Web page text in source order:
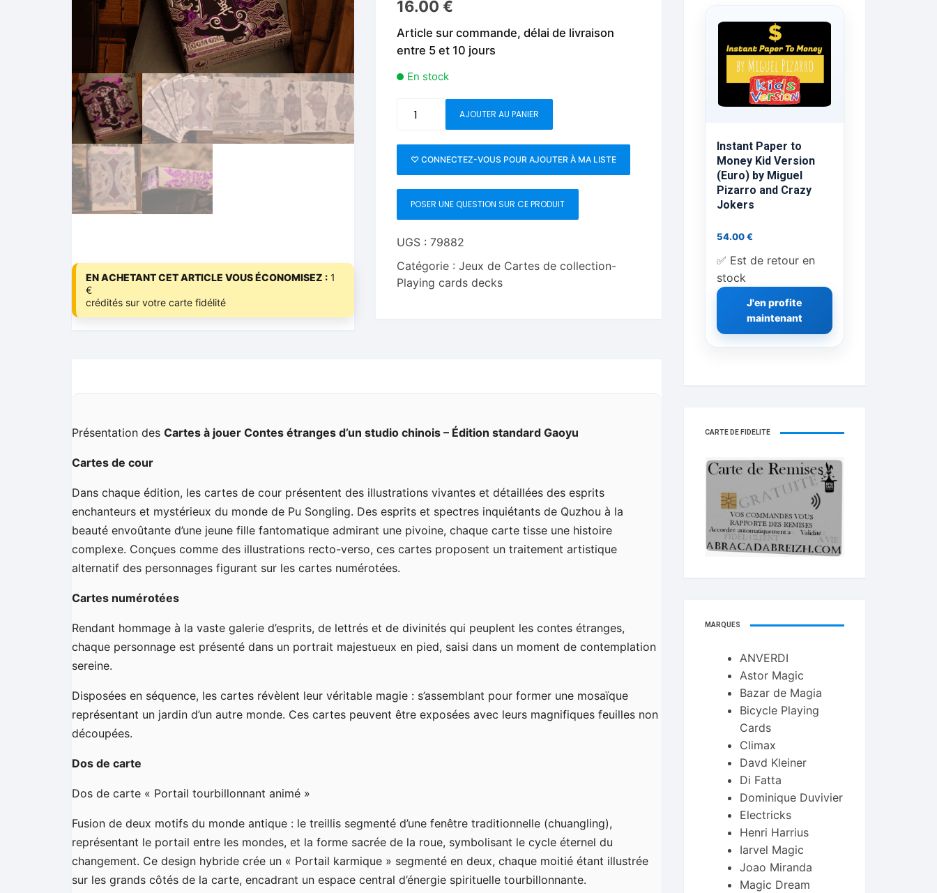
Foulards C.Up
Feu
Mentalisme salon et scène
Livres sur la Magie
Livres en Anglais
EN ACHETANT CET ARTICLE VOUS ÉCONOMISEZ : 1
€
crédités sur votre carte fidélité
16.00€
Article sur commande, délai de livraison
entre 5 et 10 jours
En stock
Tales
from
a
Chinese
Studio
(GAOYU-
by
Bloom
AJOUTER AU PANIER
♡ CONNECTEZ-VOUS POUR AJOUTER À MA LISTE
POSER UNE QUESTION SUR CE PRODUIT
UGS :79882
Catégorie :Jeux de Cartes de collection-
Playing cards decks
Présentation des Cartes à jouer Contes étranges d’un studio chinois – Édition standard Gaoyu
Cartes de cour
Dans chaque édition, les cartes de cour présentent des illustrations vivantes et détaillées des esprits
enchanteurs et mystérieux du monde de Pu Songling. Des esprits et spectres inquiétants de Quzhou à la
beauté envoûtante d’une jeune fille fantomatique admirant une pivoine, chaque carte tisse une histoire
complexe. Conçues comme des illustrations recto-verso, ces cartes proposent un traitement artistique
alternatif des personnages figurant sur les cartes numérotées.
Cartes numérotées
Rendant hommage à la vaste galerie d’esprits, de lettrés et de divinités qui peuplent les contes étranges,
chaque personnage est présenté dans un portrait majestueux en pied, saisi dans un moment de contemplation
sereine.
Disposées en séquence, les cartes révèlent leur véritable magie : s’assemblant pour former une mosaïque
représentant un jardin d’un autre monde. Ces cartes peuvent être exposées avec leurs magnifiques feuilles non
découpées.
Dos de carte
Dos de carte « Portail tourbillonnant animé »
Fusion de deux motifs du monde antique : le treillis segmenté d’une fenêtre traditionnelle (chuangling),
représentant le portail entre les mondes, et la forme sacrée de la roue, symbolisant le cycle éternel du
changement. Ce design hybride crée un « Portail karmique » segmenté en deux, chaque moitié étant illustrée
sur les grands côtés de la carte, encadrant un espace central d’énergie spirituelle tourbillonnante.
Instant Paper to
Money Kid Version
(Euro) by Miguel
Pizarro and Crazy
Jokers
54.00€
✅ Est de retour en
stock
J'en profite
maintenant
CARTE DE FIDELITÉ
MARQUES
ANVERDI
Astor Magic
Bazar de Magia
Bicycle Playing
Cards
Climax
Davd Kleiner
Di Fatta
Dominique Duvivier
Electricks
Henri Harrius
Iarvel Magic
Joao Miranda
Magic Dream